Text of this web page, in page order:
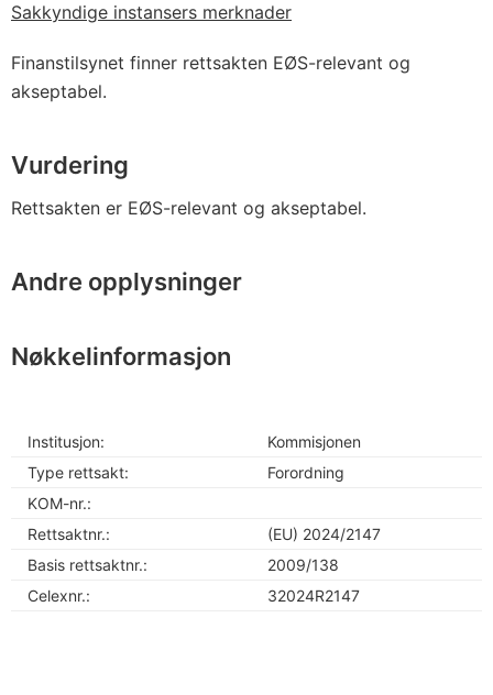
Sakkyndige instansers merknader
Finanstilsynet finner rettsakten EØS-relevant og
akseptabel.
Vurdering
Rettsakten er EØS-relevant og akseptabel.
Andre opplysninger
Nøkkelinformasjon
Institusjon:
Kommisjonen
Type rettsakt:
Forordning
KOM-nr.:
Rettsaktnr.:
(EU) 2024/2147
Basis rettsaktnr.:
2009/138
Celexnr.:
32024R2147